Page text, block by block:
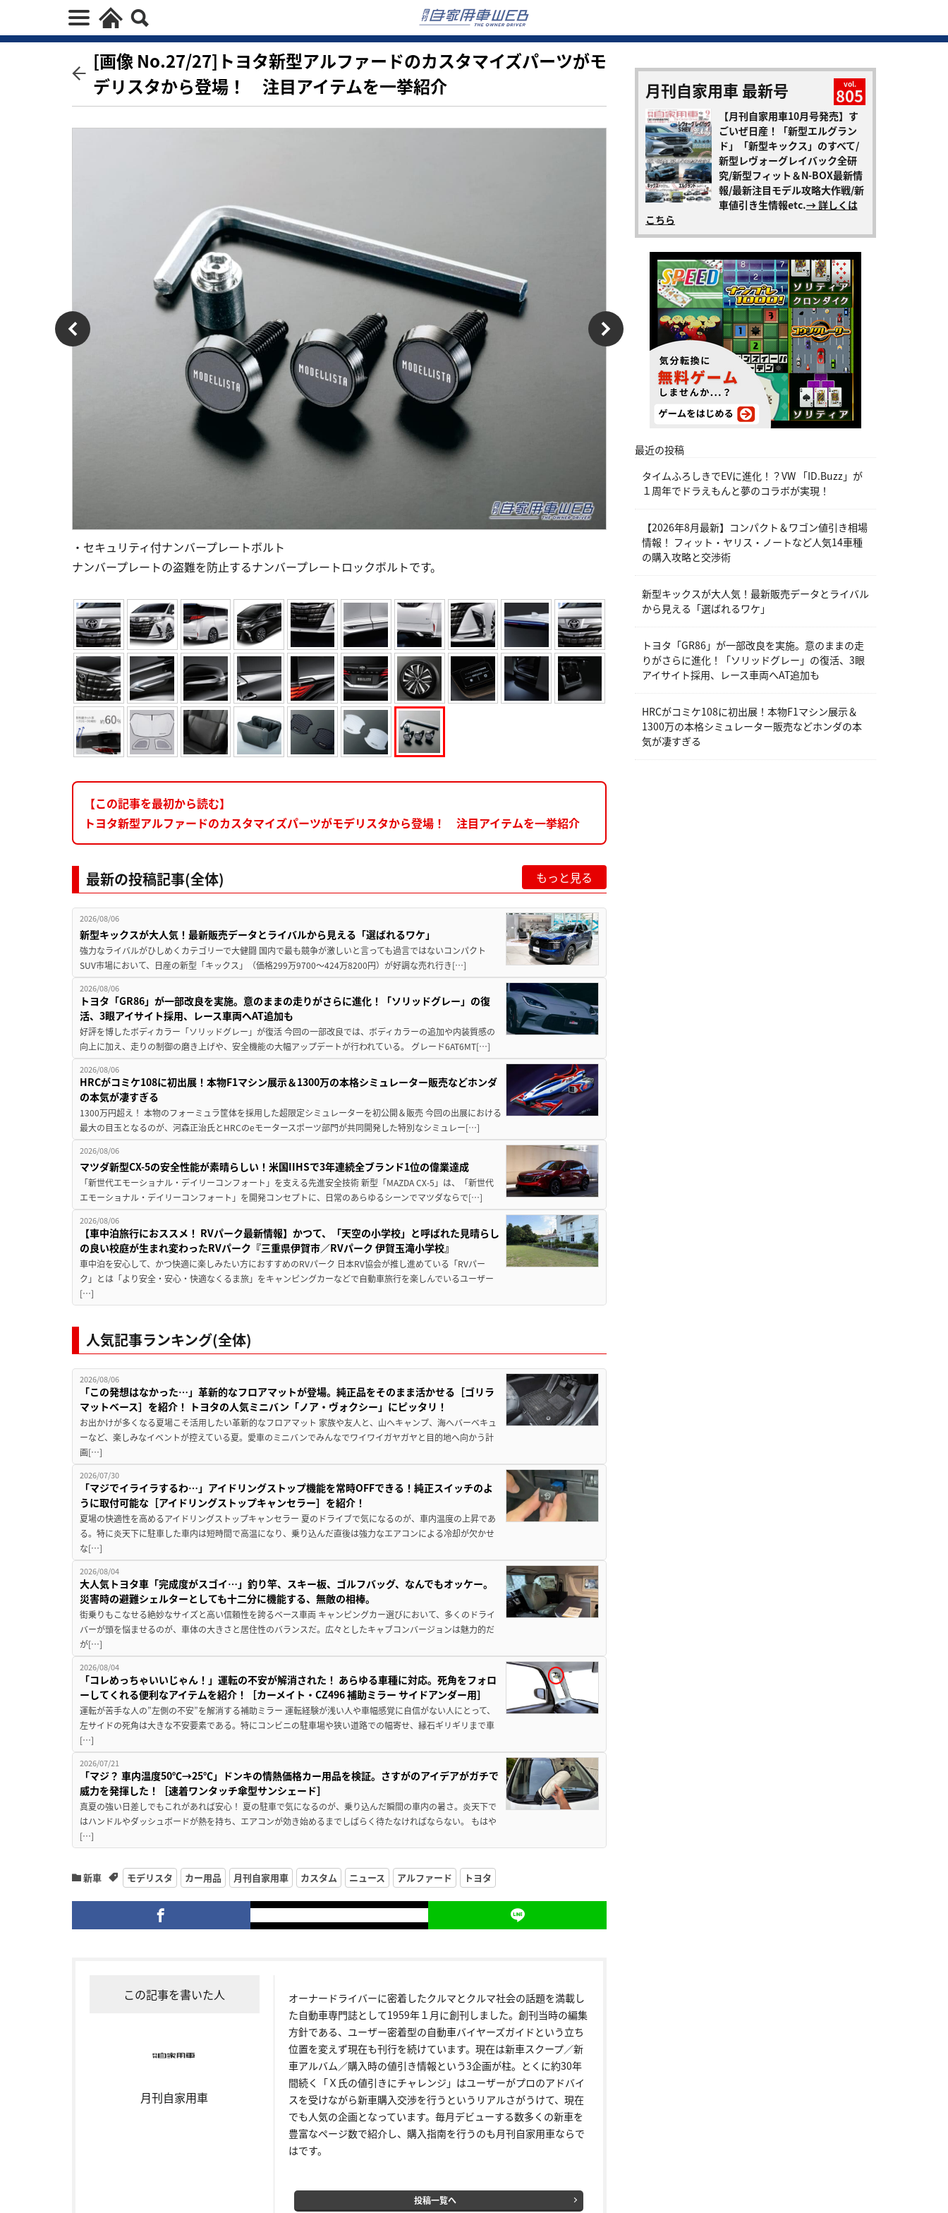
[画像 No.27/27]トヨタ新型アルファードのカスタマイズパーツがモ
デリスタから登場！ 注目アイテムを一挙紹介
・セキュリティ付ナンバープレートボルト
ナンバープレートの盗難を防止するナンバープレートロックボルトです。
【この記事を最初から読む】
トヨタ新型アルファードのカスタマイズパーツがモデリスタから登場！ 注目アイテムを一挙紹介
最新の投稿記事(全体) もっと見る
2026/08/06
新型キックスが大人気！最新販売データとライバルから見える「選ばれるワケ」
強力なライバルがひしめくカテゴリーで大健闘 国内で最も競争が激しいと言っても過言ではないコンパクト
SUV市場において、日産の新型「キックス」（価格299万9700～424万8200円）が好調な売れ行き[…]
2026/08/06
トヨタ「GR86」が一部改良を実施。意のままの走りがさらに進化！「ソリッドグレー」の復
活、3眼アイサイト採用、レース車両へAT追加も
好評を博したボディカラー「ソリッドグレー」が復活 今回の一部改良では、ボディカラーの追加や内装質感の
向上に加え、走りの制御の磨き上げや、安全機能の大幅アップデートが行われている。 グレード6AT6MT[…]
2026/08/06
HRCがコミケ108に初出展！本物F1マシン展示＆1300万の本格シミュレーター販売などホンダ
の本気が凄すぎる
1300万円超え！ 本物のフォーミュラ筐体を採用した超限定シミュレーターを初公開＆販売 今回の出展における
最大の目玉となるのが、河森正治氏とHRCのeモータースポーツ部門が共同開発した特別なシミュレー[…]
2026/08/06
マツダ新型CX-5の安全性能が素晴らしい！米国IIHSで3年連続全ブランド1位の偉業達成
「新世代エモーショナル・デイリーコンフォート」を支える先進安全技術 新型「MAZDA CX-5」は、「新世代
エモーショナル・デイリーコンフォート」を開発コンセプトに、日常のあらゆるシーンでマツダならで[…]
2026/08/06
【車中泊旅行におススメ！ RVパーク最新情報】かつて、「天空の小学校」と呼ばれた見晴らし
の良い校庭が生まれ変わったRVパーク『三重県伊賀市／RVパーク 伊賀玉滝小学校』
車中泊を安心して、かつ快適に楽しみたい方におすすめのRVパーク 日本RV協会が推し進めている「RVパー
ク」とは「より安全・安心・快適なくるま旅」をキャンピングカーなどで自動車旅行を楽しんでいるユーザー
[…]
人気記事ランキング(全体)
2026/08/06
「この発想はなかった…」革新的なフロアマットが登場。純正品をそのまま活かせる［ゴリラ
マットベース］を紹介！ トヨタの人気ミニバン「ノア・ヴォクシー」にピッタリ！
お出かけが多くなる夏場こそ活用したい革新的なフロアマット 家族や友人と、山へキャンプ、海へバーベキュ
ーなど、楽しみなイベントが控えている夏。愛車のミニバンでみんなでワイワイガヤガヤと目的地へ向かう計
画[…]
2026/07/30
「マジでイライラするわ…」アイドリングストップ機能を常時OFFできる！純正スイッチのよ
うに取付可能な［アイドリングストップキャンセラー］を紹介！
夏場の快適性を高めるアイドリングストップキャンセラー 夏のドライブで気になるのが、車内温度の上昇であ
る。特に炎天下に駐車した車内は短時間で高温になり、乗り込んだ直後は強力なエアコンによる冷却が欠かせ
な[…]
2026/08/04
大人気トヨタ車「完成度がスゴイ…」釣り竿、スキー板、ゴルフバッグ、なんでもオッケー。
災害時の避難シェルターとしても十二分に機能する、無敵の相棒。
街乗りもこなせる絶妙なサイズと高い信頼性を誇るベース車両 キャンピングカー選びにおいて、多くのドライ
バーが頭を悩ませるのが、車体の大きさと居住性のバランスだ。広々としたキャブコンバージョンは魅力的だ
が[…]
2026/08/04
「コレめっちゃいいじゃん！」運転の不安が解消された！ あらゆる車種に対応。死角をフォロ
ーしてくれる便利なアイテムを紹介！［カーメイト・CZ496 補助ミラー サイドアンダー用］
運転が苦手な人の”左側の不安”を解消する補助ミラー 運転経験が浅い人や車幅感覚に自信がない人にとって、
左サイドの死角は大きな不安要素である。特にコンビニの駐車場や狭い道路での幅寄せ、縁石ギリギリまで車
[…]
2026/07/21
「マジ？ 車内温度50℃→25℃」ドンキの情熱価格カー用品を検証。さすがのアイデアがガチで
威力を発揮した！［速着ワンタッチ傘型サンシェード］
真夏の強い日差しでもこれがあれば安心！ 夏の駐車で気になるのが、乗り込んだ瞬間の車内の暑さ。炎天下で
はハンドルやダッシュボードが熱を持ち、エアコンが効き始めるまでしばらく待たなければならない。 もはや
[…]
新車 モデリスタ カー用品 月刊自家用車 カスタム ニュース アルファード トヨタ
この記事を書いた人
月刊自家用車
オーナードライバーに密着したクルマとクルマ社会の話題を満載し
た自動車専門誌として1959年１月に創刊しました。創刊当時の編集
方針である、ユーザー密着型の自動車バイヤーズガイドという立ち
位置を変えず現在も刊行を続けています。現在は新車スクープ／新
車アルバム／購入時の値引き情報という3企画が柱。とくに約30年
間続く「Ｘ氏の値引きにチャレンジ」はユーザーがプロのアドバイ
スを受けながら新車購入交渉を行うというリアルさがうけて、現在
でも人気の企画となっています。毎月デビューする数多くの新車を
豊富なページ数で紹介し、購入指南を行うのも月刊自家用車ならで
はです。
投稿一覧へ
月刊自家用車 最新号 vol.
805
【月刊自家用車10月号発売】す
ごいぜ日産！「新型エルグラン
ド」「新型キックス」のすべて/
新型レヴォーグレイバック全研
究/新型フィット＆N-BOX最新情
報/最新注目モデル攻略大作戦/新
車値引き生情報etc.→ 詳しくは
こちら
最近の投稿
タイムふろしきでEVに進化！？VW 「ID.Buzz」が
１周年でドラえもんと夢のコラボが実現！
【2026年8月最新】コンパクト＆ワゴン値引き相場
情報！ フィット・ヤリス・ノートなど人気14車種
の購入攻略と交渉術
新型キックスが大人気！最新販売データとライバル
から見える「選ばれるワケ」
トヨタ「GR86」が一部改良を実施。意のままの走
りがさらに進化！「ソリッドグレー」の復活、3眼
アイサイト採用、レース車両へAT追加も
HRCがコミケ108に初出展！本物F1マシン展示＆
1300万の本格シミュレーター販売などホンダの本
気が凄すぎる